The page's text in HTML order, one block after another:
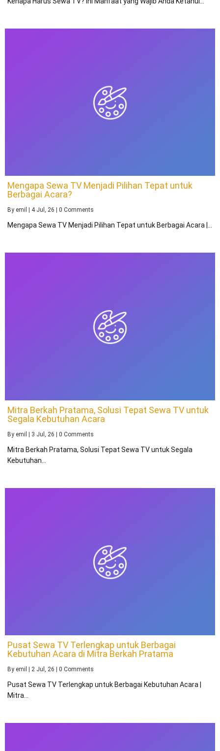
Mengapa Sewa TV Menjadi Pilihan Tepat untuk
Berbagai Acara?
By emil 4 Jul, 26 0 Comments
Mengapa Sewa TV Menjadi Pilihan Tepat untuk Berbagai Acara |…
Mitra Berkah Pratama, Solusi Tepat Sewa TV untuk
Segala Kebutuhan Acara
By emil | 3 Jul, 26 | 0 Comments
Mitra Berkah Pratama, Solusi Tepat Sewa TV untuk Segala
Kebutuhan…
Pusat Sewa TV Terlengkap untuk Berbagai
Kebutuhan Acara di Mitra Berkah Pratama
By emil 2 Jul, 26 0 Comments
Pusat Sewa TV Terlengkap untuk Berbagai Kebutuhan Acara |
Mitra…